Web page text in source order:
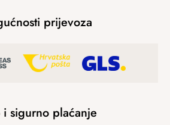
prijevoza
i sigurno plaćanje